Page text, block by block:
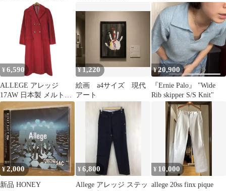
COTTON KNIT VEST
AL21S-KN01 コットン
ニットベスト トップス
【140-250121-yk-12-
TAG】
¥ 6,590
ALLEGE アレッジ
17AW 日本製 メルトン
チェスターコート
AF17W-CO01 2 ワイン
レッド ダブル アウター
g26255
¥1,220
絵画 a4サイズ 現代
アート
¥20,900
『Ernie Palo』 "Wide
Rib skipper S/S Knit"
¥2,000
新品 HONEY
¥6,800
Allege アレッジ ステッ
¥ 10,000
allege 20ss finx pique